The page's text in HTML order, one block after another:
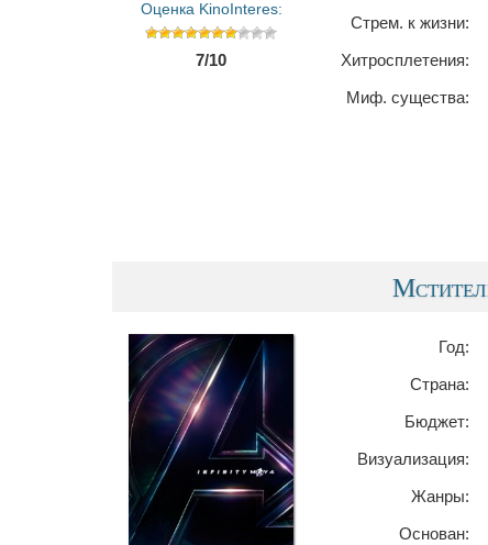
Оценка KinoInteres:
7/10
Стрем. к жизни:
Хитросплетения:
Миф. существа:
Год:
Страна:
Бюджет:
Визуализация:
Жанры:
Основан: